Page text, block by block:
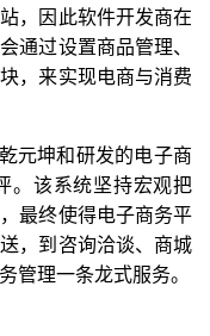
，因此软件开发商在
通过设置商品管理、
，来实现电商与消费
元坤和研发的电子商
。该系统坚持宏观把
最终使得电子商务平
，到咨询洽谈、商城
管理一条龙式服务。